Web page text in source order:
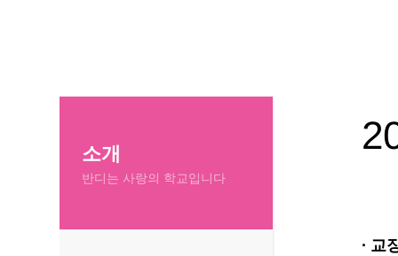
소개
반디는 사랑의 학교입니다
· 교